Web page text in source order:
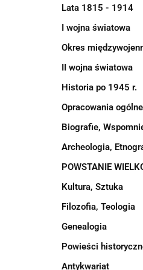
Lata 1815 - 1914
I wojna światowa
Okres
II wojna światowa
Historia po 1945 r.
Opracowania ogólne
Biografie,
Archeologia,
POWSTANIE
Kultura, Sztuka
Filozofia, Teologia
Genealogia
Powieści
Antykwariat